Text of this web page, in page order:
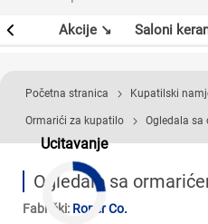
Akcije ↘ Saloni
Ucitavanje
Početna stranica Kupatilski
Ormarići za kupatilo Ogledala sa
Ogledalo sa
Fabrički: Roper Co.